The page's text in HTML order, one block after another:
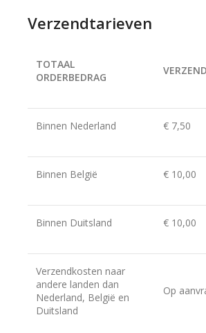
Verzendtarieven
TOTAAL
ORDERBEDRAG
Binnen Nederland € 7,50
Binnen België € 10,00
Binnen Duitsland € 10,00
Verzendkosten naar
andere landen dan
Nederland, België en
Duitsland
Op